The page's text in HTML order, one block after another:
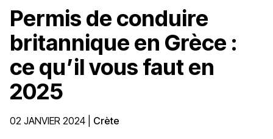
Permis de conduire
britannique en Grèce :
ce qu’il vous faut en
2025
02 JANVIER 2024 Crète